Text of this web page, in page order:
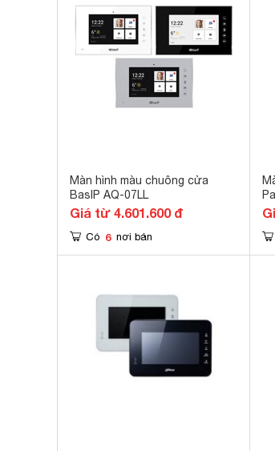
Màn hình màu chuông cửa
BasIP AQ-07LL
Giá từ 4.601.600 đ
Có 6 nơi bán